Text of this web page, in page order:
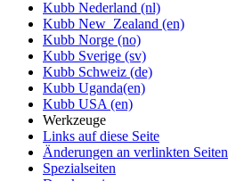
Kubb Nederland (nl)
Kubb New_Zealand (en)
Kubb Norge (no)
Kubb Sverige (sv)
Kubb Schweiz (de)
Kubb Uganda(en)
Kubb USA (en)
Werkzeuge
Links auf diese Seite
Änderungen an verlinkten Seiten
Spezialseiten